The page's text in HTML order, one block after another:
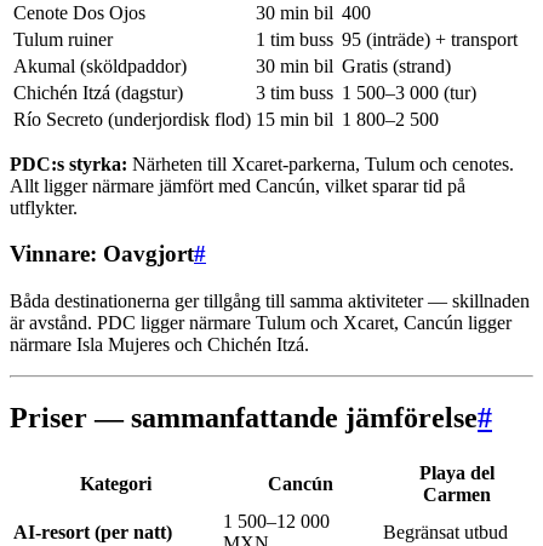
Cenote Dos Ojos
30 min bil 400
Tulum ruiner
1 tim buss 95 (inträde) + transport
Akumal (sköldpaddor)
30 min bil Gratis (strand)
Chichén Itzá (dagstur)
3 tim buss 1 500–3 000 (tur)
Río Secreto (underjordisk flod) 15 min bil 1 800–2 500
PDC:s styrka: Närheten till Xcaret-parkerna, Tulum och cenotes.
Allt ligger närmare jämfört med Cancún, vilket sparar tid på
utflykter.
Vinnare: Oavgjort#
Båda destinationerna ger tillgång till samma aktiviteter — skillnaden
är avstånd. PDC ligger närmare Tulum och Xcaret, Cancún ligger
närmare Isla Mujeres och Chichén Itzá.
Priser — sammanfattande jämförelse#
Kategori Cancún
Playa del
Carmen
AI-resort (per natt)
1 500–12 000
Begränsat utbud